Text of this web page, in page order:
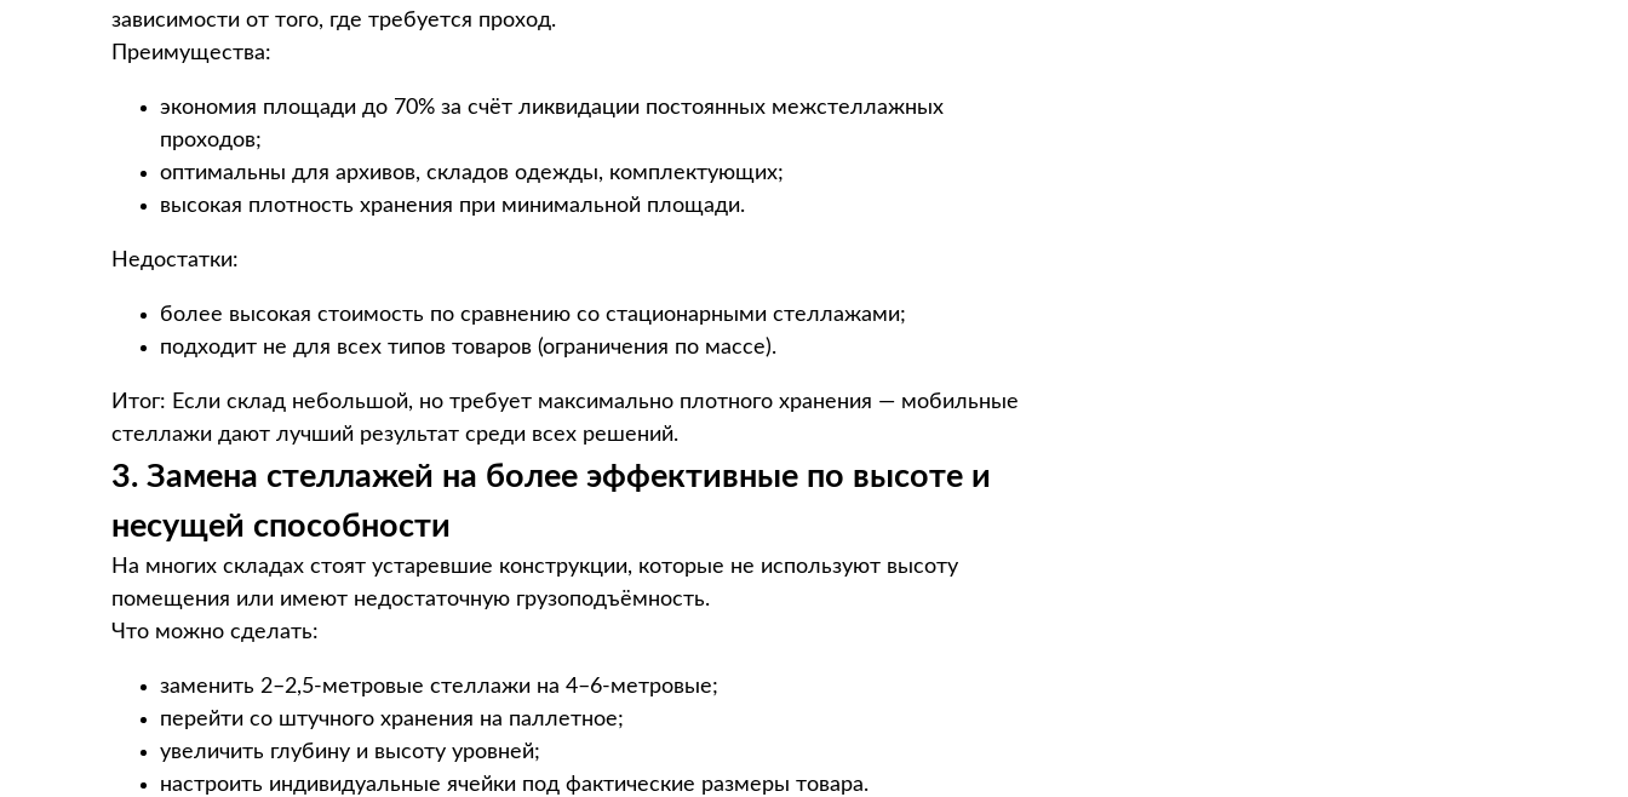
зависимости от того, где требуется проход.
Преимущества:
экономия площади до 70% за счёт ликвидации постоянных межстеллажных
проходов;
оптимальны для архивов, складов одежды, комплектующих;
высокая плотность хранения при минимальной площади.
Недостатки:
более высокая стоимость по сравнению со стационарными стеллажами;
подходит не для всех типов товаров (ограничения по массе).
Итог: Если склад небольшой, но требует максимально плотного хранения — мобильные
стеллажи дают лучший результат среди всех решений.
3. Замена стеллажей на более эффективные по высоте и
несущей способности
На многих складах стоят устаревшие конструкции, которые не используют высоту
помещения или имеют недостаточную грузоподъёмность.
Что можно сделать:
заменить 2–2,5-метровые стеллажи на 4–6-метровые;
перейти со штучного хранения на паллетное;
увеличить глубину и высоту уровней;
настроить индивидуальные ячейки под фактические размеры товара.